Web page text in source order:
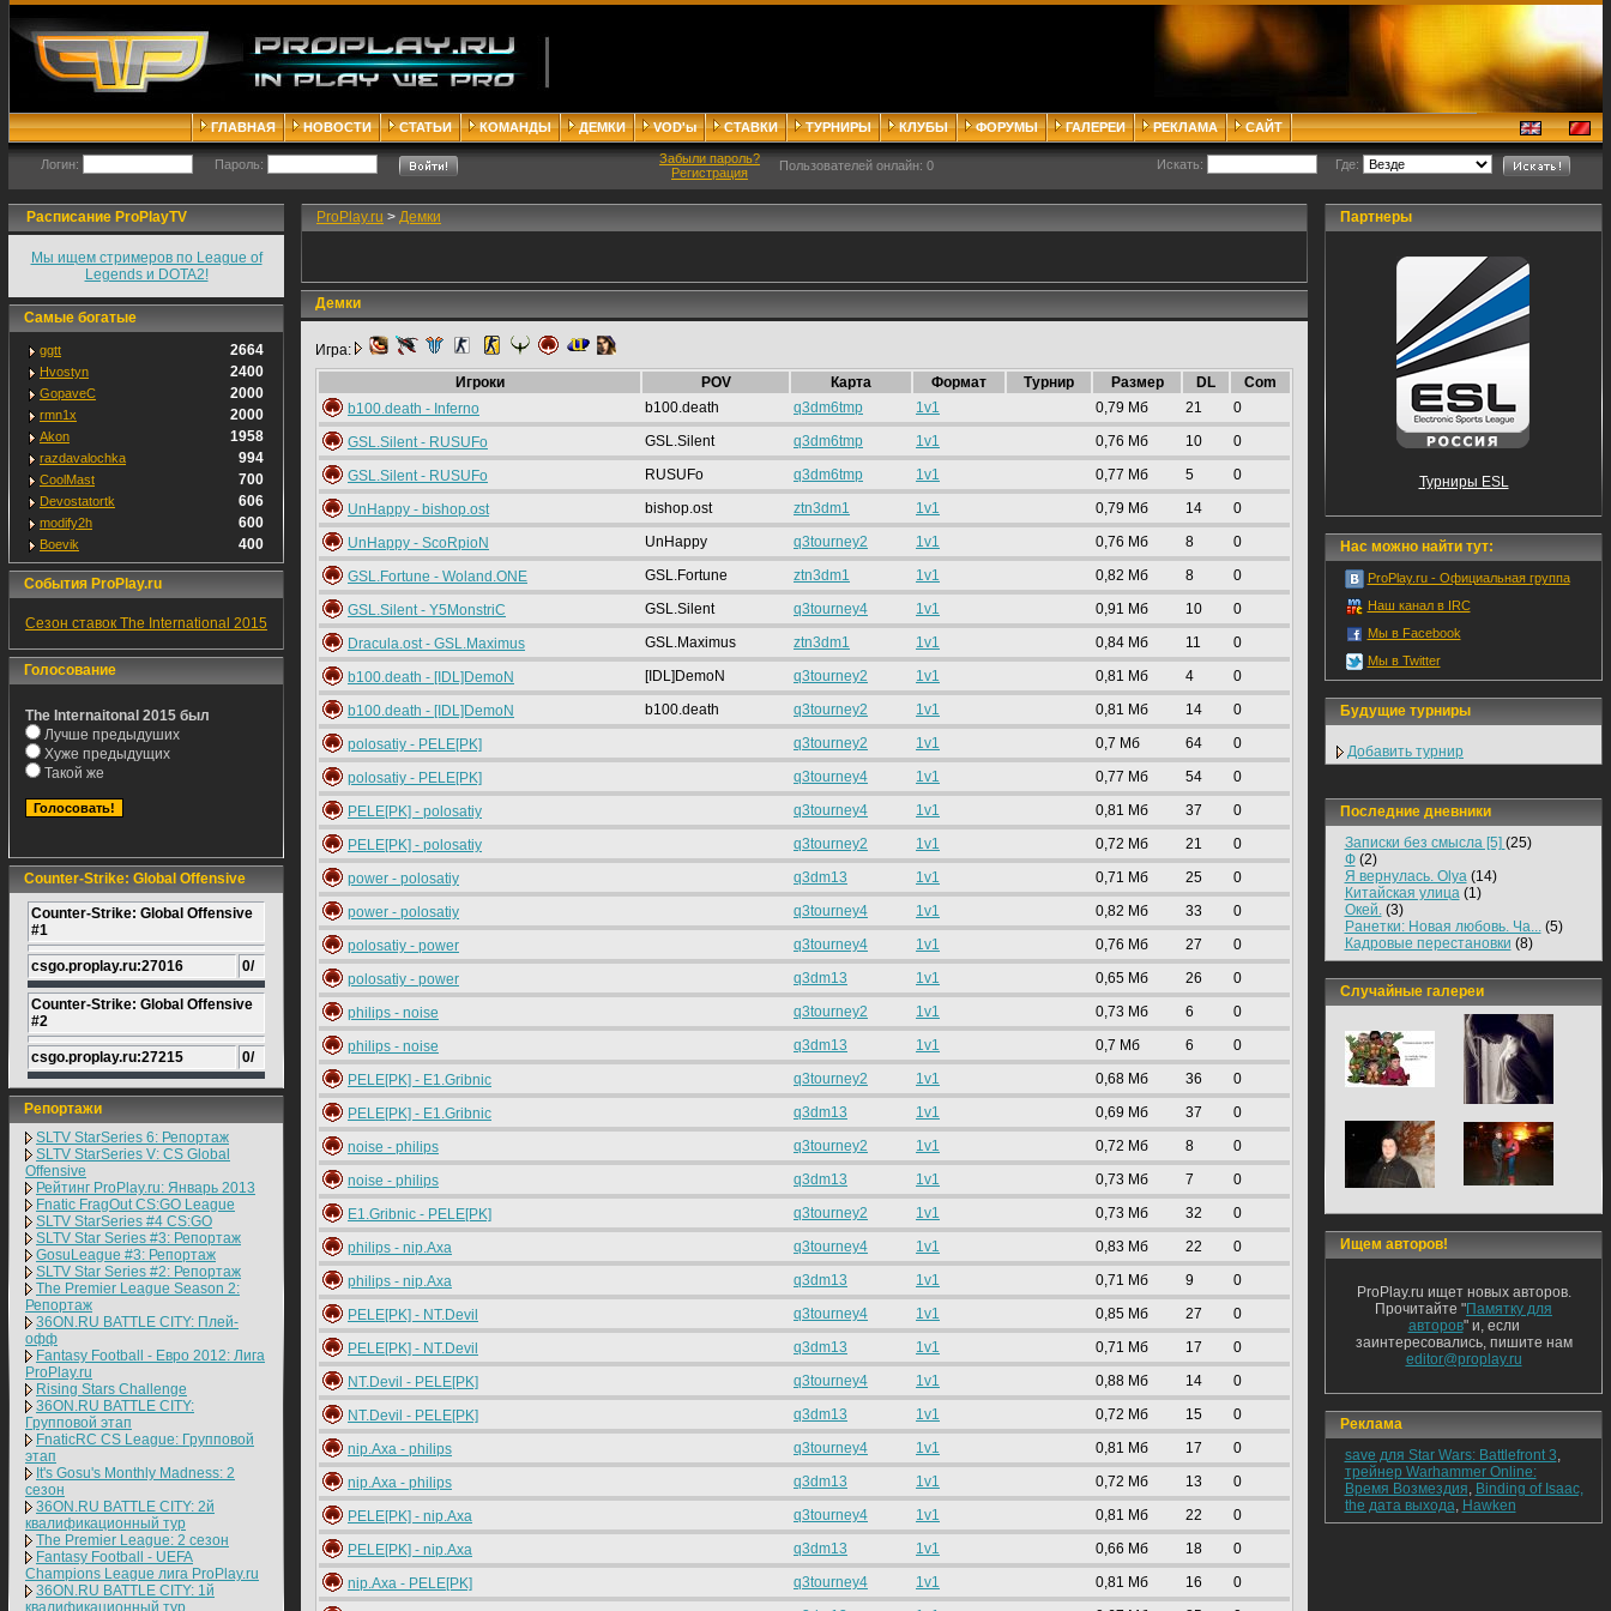
ГЛАВНАЯ НОВОСТИ СТАТЬИ КОМАНДЫ ДЕМКИ VOD'ы СТАВКИ ТУРНИРЫ КЛУБЫ ФОРУМЫ ГАЛЕРЕИ РЕКЛАМА САЙТ
Логин: Пароль:
Забыли пароль?
Регистрация
Пользователей онлайн: 0 Искать: Где:
Расписание ProPlayTV
Мы ищем стримеров по League of
Legends и DOTA2!
Самые богатые
ggtt 2664
Hvostyn 2400
GopaveC 2000
rmn1x 2000
Akon 1958
razdavalochka 994
CoolMast 700
Devostatortk 606
modify2h 600
Boevik 400
События ProPlay.ru
Сезон ставок The International 2015
Голосование
The Internaitonal 2015 был
Лучше предыдуших
Хуже предыдущих
Такой же
Counter-Strike: Global Offensive
Counter-Strike: Global Offensive
#1
csgo.proplay.ru:27016 0/
Counter-Strike: Global Offensive
#2
csgo.proplay.ru:27215 0/
Репортажи
SLTV StarSeries 6: Репортаж
SLTV StarSeries V: CS Global
Offensive
Рейтинг ProPlay.ru: Январь 2013
Fnatic FragOut CS:GO League
SLTV StarSeries #4 CS:GO
SLTV Star Series #3: Репортаж
GosuLeague #3: Репортаж
SLTV Star Series #2: Репортаж
The Premier League Season 2:
Репортаж
36ON.RU BATTLE CITY: Плей-
офф
Fantasy Football - Евро 2012: Лига
ProPlay.ru
Rising Stars Challenge
36ON.RU BATTLE CITY:
Групповой этап
FnaticRC CS League: Групповой
этап
It's Gosu's Monthly Madness: 2
сезон
36ON.RU BATTLE CITY: 2й
квалификационный тур
The Premier League: 2 cезон
Fantasy Football - UEFA
Champions League лига ProPlay.ru
36ON.RU BATTLE CITY: 1й
квалификационный тур
ProPlay.ru > Демки
Демки
Игра:
Игроки
POV Карта Формат Турнир Размер DL
Com
b100.death - Inferno
b100.death q3dm6tmp 1v1 0,79 Mб 21 0
GSL.Silent - RUSUFo GSL.Silent q3dm6tmp 1v1 0,76 Mб 10 0
GSL.Silent - RUSUFo RUSUFo q3dm6tmp 1v1 0,77 Mб 5 0
UnHappy - bishop.ost bishop.ost ztn3dm1 1v1 0,79 Mб 14 0
UnHappy - ScoRpioN UnHappy q3tourney2 1v1 0,76 Mб 8 0
GSL.Fortune - Woland.ONE GSL.Fortune ztn3dm1 1v1 0,82 Mб 8 0
GSL.Silent - Y5MonstriC GSL.Silent q3tourney4 1v1 0,91 Mб 10 0
Dracula.ost - GSL.Maximus GSL.Maximus ztn3dm1 1v1 0,84 Mб 11 0
b100.death - [IDL]DemoN [IDL]DemoN q3tourney2 1v1 0,81 Mб 4 0
b100.death - [IDL]DemoN b100.death q3tourney2 1v1 0,81 Mб 14 0
polosatiy - PELE[PK] q3tourney2 1v1 0,7 Mб 64 0
polosatiy - PELE[PK] q3tourney4 1v1 0,77 Mб 54 0
PELE[PK] - polosatiy q3tourney4 1v1 0,81 Mб 37 0
PELE[PK] - polosatiy q3tourney2 1v1 0,72 Mб 21 0
power - polosatiy q3dm13 1v1 0,71 Mб 25 0
power - polosatiy q3tourney4 1v1 0,82 Mб 33 0
polosatiy - power q3tourney4 1v1 0,76 Mб 27 0
polosatiy - power q3dm13 1v1 0,65 Mб 26 0
philips - noise q3tourney2 1v1 0,73 Mб 6 0
philips - noise q3dm13 1v1 0,7 Mб 6 0
PELE[PK] - E1.Gribnic q3tourney2 1v1 0,68 Mб 36 0
PELE[PK] - E1.Gribnic q3dm13 1v1 0,69 Mб 37 0
noise - philips q3tourney2 1v1 0,72 Mб 8 0
noise - philips q3dm13 1v1 0,73 Mб 7 0
E1.Gribnic - PELE[PK] q3tourney2 1v1 0,73 Mб 32 0
philips - nip.Axa q3tourney4 1v1 0,83 Mб 22 0
philips - nip.Axa q3dm13 1v1 0,71 Mб 9 0
PELE[PK] - NT.Devil q3tourney4 1v1 0,85 Mб 27 0
PELE[PK] - NT.Devil q3dm13 1v1 0,71 Mб 17 0
NT.Devil - PELE[PK] q3tourney4 1v1 0,88 Mб 14 0
NT.Devil - PELE[PK] q3dm13 1v1 0,72 Mб 15 0
nip.Axa - philips q3tourney4 1v1 0,81 Mб 17 0
nip.Axa - philips q3dm13 1v1 0,72 Mб 13 0
PELE[PK] - nip.Axa q3tourney4 1v1 0,81 Mб 22 0
PELE[PK] - nip.Axa q3dm13 1v1 0,66 Mб 18 0
nip.Axa - PELE[PK] q3tourney4 1v1 0,81 Mб 16 0
Партнеры
Турниры ESL
Нас можно найти тут:
ProPlay.ru - Официальная группа
Наш канал в IRC
Мы в Facebook
Мы в Twitter
Будущие турниры
Добавить турнир
Последние дневники
Записки без смысла [5] (25)
Ф(2)
Я вернулась. Olya(14)
Китайская улица(1)
Окей.(3)
Ранетки: Новая любовь. Ча...(5)
Кадровые перестановки (8)
Случайные галереи
Ищем авторов!
ProPlay.ru ищет новых авторов.
Прочитайте "Памятку для
авторов" и, если
заинтересовались, пишите нам
editor@proplay.ru
Реклама
save для Star Wars: Battlefront 3,
трейнер Warhammer Online:
Время Возмездия, Binding of Isaac,
the дата выхода, Hawken